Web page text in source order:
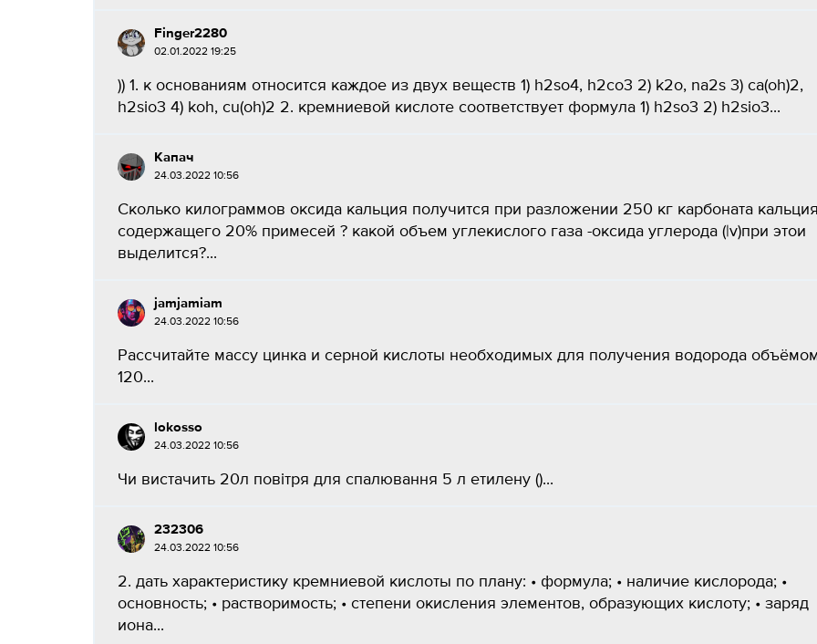
Finger2280
02.01.2022 19:25
)) 1. к основаниям относится каждое из двух веществ 1) h2so4, h2co3 2) k2o, na2s 3) ca(oh)2,
h2sio3 4) koh, cu(oh)2 2. кремниевой кислоте соответствует формула 1) h2so3 2) h2sio3...
Капач
24.03.2022 10:56
Сколько килограммов оксида кальция получится при разложении 250 кг карбоната кальция
содержащего 20% примесей ? какой объем углекислого газа -оксида углерода (|v)при этои
выделится?...
jamjamiam
24.03.2022 10:56
Рассчитайте массу цинка и серной кислоты необходимых для получения водорода
120...
lokosso
24.03.2022 10:56
Чи вистачить 20л повітря для спалювання 5 л етилену ()...
232306
24.03.2022 10:56
2. дать характеристику кремниевой кислоты по плану: • формула; • наличие кислорода; •
основность; • растворимость; • степени окисления элементов, образующих кислоту; • заряд
иона...